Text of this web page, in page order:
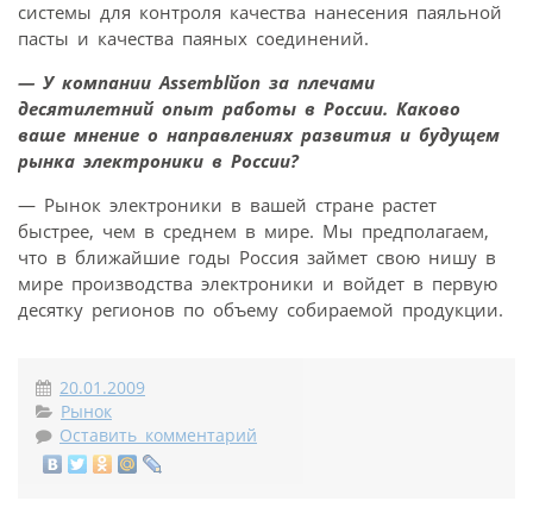
системы для контроля качества нанесения паяльной
пасты и качества паяных соединений.
— У компании Assemblйon за плечами
десятилетний опыт работы в России. Каково
ваше мнение о направлениях развития и будущем
рынка электроники в России?
— Рынок электроники в вашей стране растет
быстрее, чем в среднем в мире. Мы предполагаем,
что в ближайшие годы Россия займет свою нишу в
мире производства электроники и войдет в первую
десятку регионов по объему собираемой продукции.
20.01.2009
Рынок
Оставить комментарий